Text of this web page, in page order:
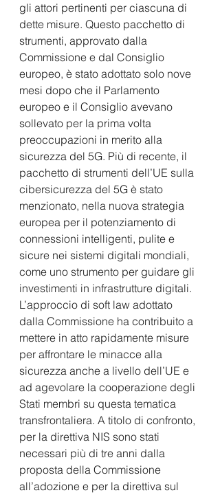
gli attori pertinenti per ciascuna di
dette misure. Questo pacchetto di
strumenti, approvato dalla
Commissione e dal Consiglio
europeo, è stato adottato solo nove
mesi dopo che il Parlamento
europeo e il Consiglio avevano
sollevato per la prima volta
preoccupazioni in merito alla
sicurezza del 5G. Più di recente, il
pacchetto di strumenti dell’UE sulla
cibersicurezza del 5G è stato
menzionato, nella nuova strategia
europea per il potenziamento di
connessioni intelligenti, pulite e
sicure nei sistemi digitali mondiali,
come uno strumento per guidare gli
investimenti in infrastrutture digitali.
L’approccio di soft law adottato
dalla Commissione ha contribuito a
mettere in atto rapidamente misure
per affrontare le minacce alla
sicurezza anche a livello dell’UE e
ad agevolare la cooperazione degli
Stati membri su questa tematica
transfrontaliera. A titolo di confronto,
per la direttiva NIS sono stati
necessari più di tre anni dalla
proposta della Commissione
all’adozione e per la direttiva sul